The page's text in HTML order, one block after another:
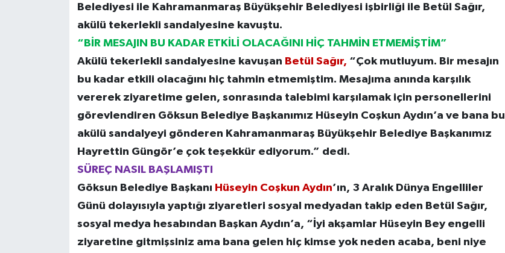
Belediyesi ile Kahramanmaraş Büyükşehir Belediyesi işbirliği ile Betül Sağır,
akülü tekerlekli sandalyesine kavuştu.
“BİR MESAJIN BU KADAR ETKİLİ OLACAĞINI HİÇ TAHMİN ETMEMİŞTİM”
Akülü tekerlekli sandalyesine kavuşan Betül Sağır, “Çok mutluyum. Bir mesajın
bu kadar etkili olacağını hiç tahmin etmemiştim. Mesajıma anında karşılık
vererek ziyaretime gelen, sonrasında talebimi karşılamak için personellerini
görevlendiren Göksun Belediye Başkanımız Hüseyin Coşkun Aydın’a ve bana bu
akülü sandalyeyi gönderen Kahramanmaraş Büyükşehir Belediye Başkanımız
Hayrettin Güngör’e çok teşekkür ediyorum.” dedi.
SÜREÇ NASIL BAŞLAMIŞTI
Göksun Belediye Başkanı Hüseyin Coşkun Aydın’ın, 3 Aralık Dünya Engelliler
Günü dolayısıyla yaptığı ziyaretleri sosyal medyadan takip eden Betül Sağır,
sosyal medya hesabından Başkan Aydın’a, “İyi akşamlar Hüseyin Bey engelli
ziyaretine gitmişsiniz ama bana gelen hiç kimse yok neden acaba, beni niye